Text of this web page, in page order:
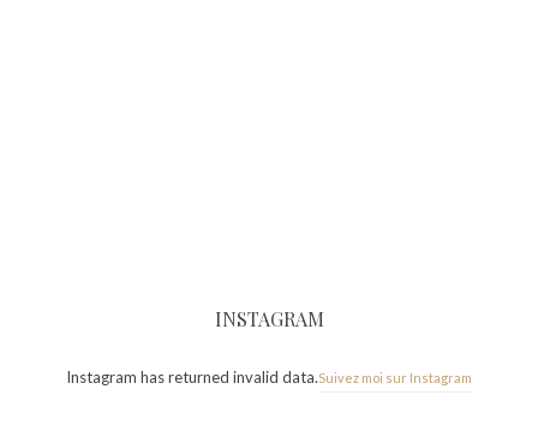
INSTAGRAM
Instagram has returned invalid data.Suivez moi sur Instagram